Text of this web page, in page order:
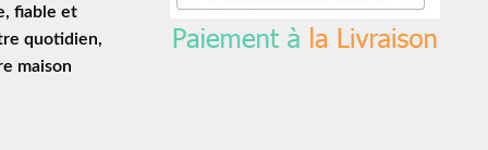
, fiable et
quotidien,
maison